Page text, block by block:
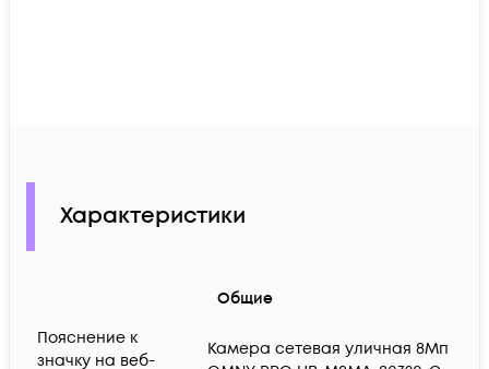
Характеристики
Общие
Пояснение к
значку на веб-
Камера сетевая уличная 8Мп